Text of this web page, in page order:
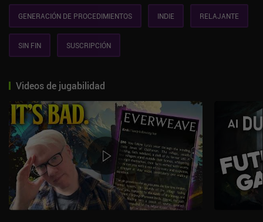
GENERACIÓN DE PROCEDIMIENTOS INDIE RELAJANTE
SIN FIN SUSCRIPCIÓN
Videos de jugabilidad